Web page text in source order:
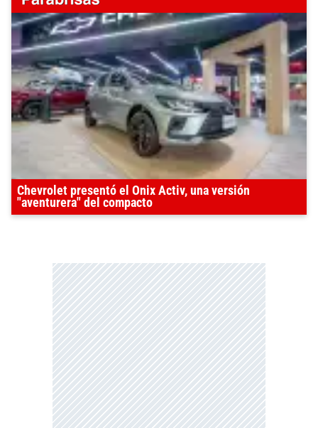
Chevrolet presentó el Onix Activ, una versión
"aventurera" del compacto